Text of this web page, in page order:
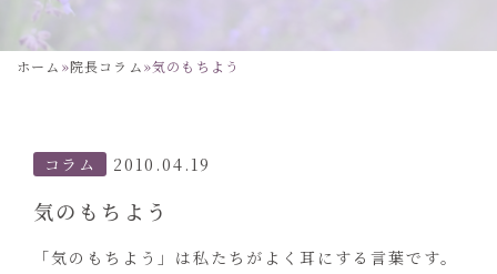
ホーム »院長コラム»気のもちよう
コラム 2010.04.19
気のもちよう
「気のもちよう」は私たちがよく耳にする言葉です。